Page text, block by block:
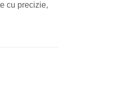
cu precizie,